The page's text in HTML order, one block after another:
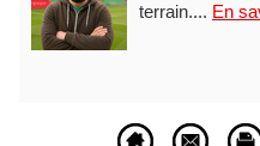
terrain.... En